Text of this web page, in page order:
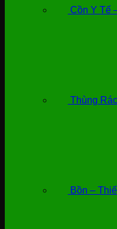
Cồn Y Tế
Thùng Rác
Bồn –